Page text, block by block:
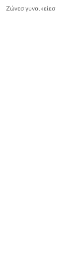
Ζώνεσ γυναικείεσ